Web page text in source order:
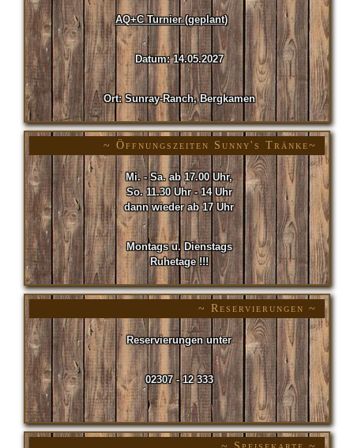
AQ+C Turnier (geplant)
Datum: 14.05.2027
Ort: Sunray-Ranch, Bergkamen
~ Öffnungszeiten Sunny's Tränke~
Mi. - Sa. ab 17.00 Uhr,
So. 11.30 Uhr - 14 Uhr
dann wieder ab 17 Uhr
Montags u. Dienstags
Ruhetage !!!
~ Reservierungen ~
Reservierungen unter
02307 - 12 333